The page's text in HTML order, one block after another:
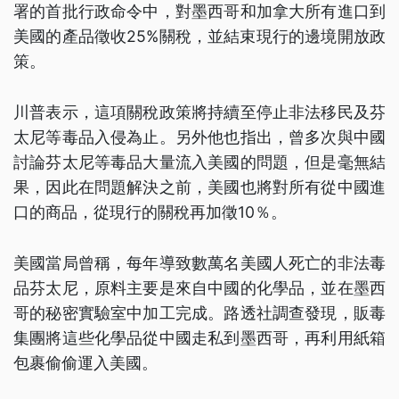
署的首批行政命令中，對墨西哥和加拿大所有進口到
美國的產品徵收25%關稅，並結束現行的邊境開放政
策。
川普表示，這項關稅政策將持續至停止非法移民及芬
太尼等毒品入侵為止。另外他也指出，曾多次與中國
討論芬太尼等毒品大量流入美國的問題，但是毫無結
果，因此在問題解決之前，美國也將對所有從中國進
口的商品，從現行的關稅再加徵10％。
美國當局曾稱，每年導致數萬名美國人死亡的非法毒
品芬太尼，原料主要是來自中國的化學品，並在墨西
哥的秘密實驗室中加工完成。路透社調查發現，販毒
集團將這些化學品從中國走私到墨西哥，再利用紙箱
包裹偷偷運入美國。